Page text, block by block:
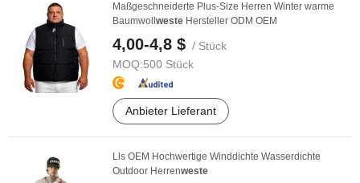
Maßgeschneiderte Plus-Size Herren Winter warme
Baumwoll weste Hersteller ODM OEM
4,00-4,8 $ / Stück
MOQ:500 Stück
Anbieter Lieferant
Lls OEM Hochwertige Winddichte Wasserdichte
Outdoor Herrenweste